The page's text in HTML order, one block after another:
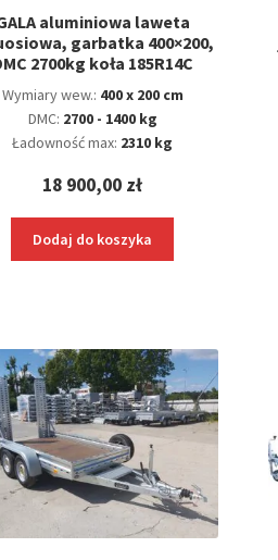
aluminiowa laweta
garbatka 400×200,
2700kg koła 185R14C
Wymiary wew.: 400 x 200 cm
DMC: 2700 - 1400 kg
Ładowność max: 2310 kg
18 900,00 zł
Dodaj do koszyka